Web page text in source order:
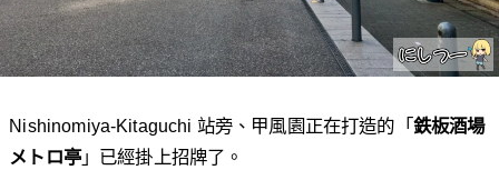
Nishinomiya-Kitaguchi 站旁、甲風園正在打造的「鉄板酒場
メトロ亭」已經掛上招牌了。